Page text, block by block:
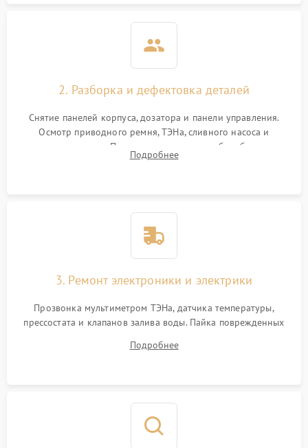
2. Разборка и дефектовка деталей
Снятие панелей корпуса, дозатора и панели управления.
Осмотр приводного ремня, ТЭНа, сливного насоса и
амортизаторов. Проверка подшипников барабана и
крестовины на износ, а манжеты люка на разрывы.
Подробнее
3. Ремонт электроники и электрики
Прозвонка мультиметром ТЭНа, датчика температуры,
прессостата и клапанов залива воды. Пайка поврежденных
Восстановление целостности проводки и контактов.
Подробнее